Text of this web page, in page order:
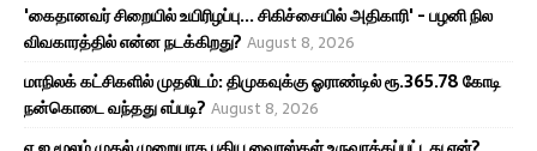
'கைதானவர் சிறையில் உயிரிழப்பு... சிகிச்சையில் அதிகாரி' - பழனி நில
விவகாரத்தில் என்ன நடக்கிறது? August 8, 2026
மாநிலக் கட்சிகளில் முதலிடம்: திமுகவுக்கு ஓராண்டில் ரூ.365.78 கோடி
நன்கொடை வந்தது எப்படி? August 8, 2026